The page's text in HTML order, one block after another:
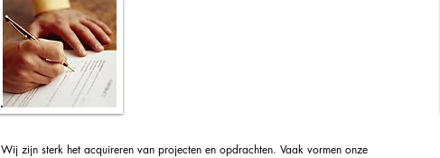
Wij zijn sterk het acquireren van projecten en opdrachten. Vaak vormen onze